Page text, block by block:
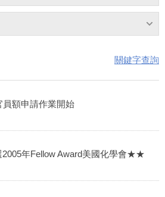
關鍵字查詢
額申請作業開始
年Fellow Award美國化學會★★